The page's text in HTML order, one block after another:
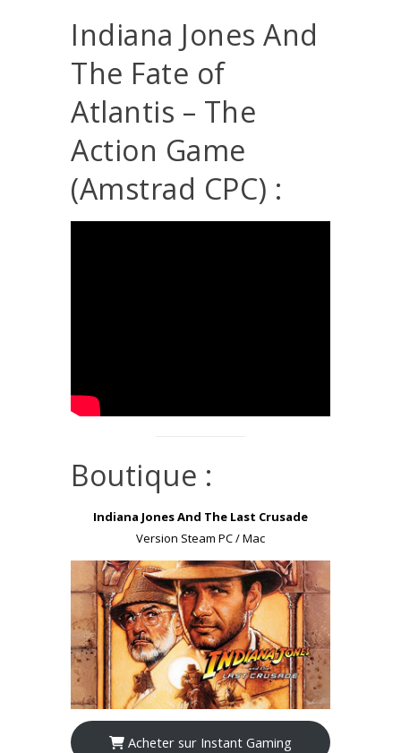
Indiana Jones And
The Fate of
Atlantis – The
Action Game
(Amstrad CPC) :
Boutique :
Indiana Jones And The Last Crusade
Version Steam PC / Mac
Acheter sur Instant Gaming